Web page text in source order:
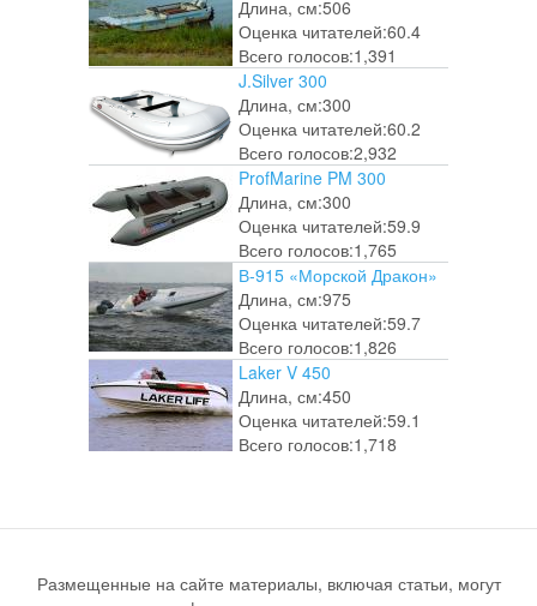
Длина, см:506
Оценка читателей:60.4
Всего голосов:1,391
J.Silver 300
Длина, см:300
Оценка читателей:60.2
Всего голосов:2,932
ProfMarine PM 300
Длина, см:300
Оценка читателей:59.9
Всего голосов:1,765
В-915 «Морской Дракон»
Длина, см:975
Оценка читателей:59.7
Всего голосов:1,826
Laker V 450
Длина, см:450
Оценка читателей:59.1
Всего голосов:1,718
Размещенные на сайте материалы, включая статьи, могут